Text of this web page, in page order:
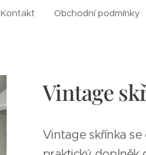
Kontakt Obchodní podmínky
Vintage
Vintage skřínka